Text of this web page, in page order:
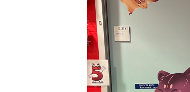
Cliquez sur Rechercher ou ESC pour fermer